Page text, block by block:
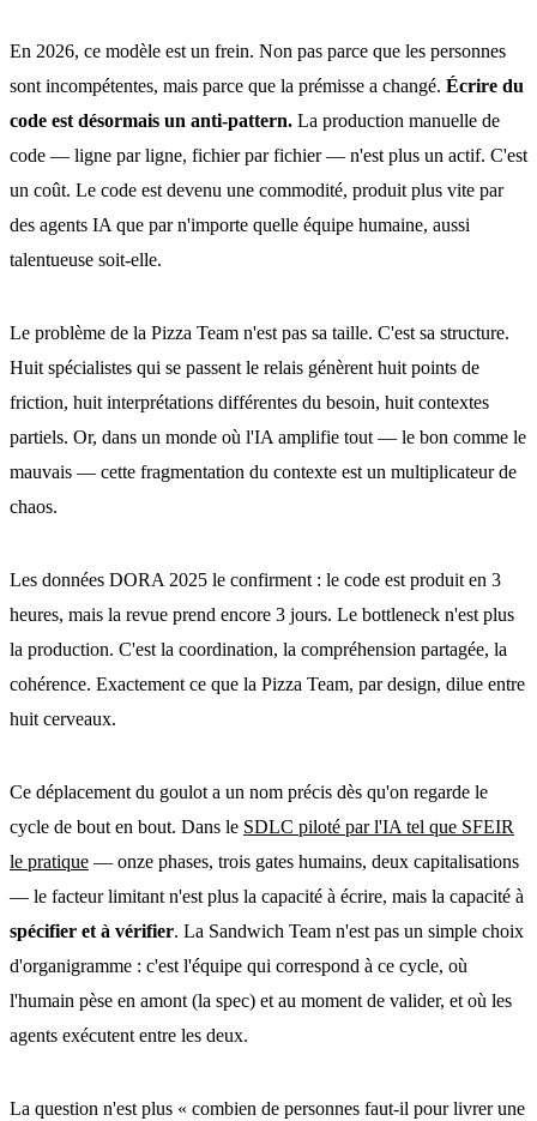
En 2026, ce modèle est un frein. Non pas parce que les personnes
sont incompétentes, mais parce que la prémisse a changé. Écrire du
code est désormais un anti-pattern. La production manuelle de
code — ligne par ligne, fichier par fichier — n'est plus un actif. C'est
un coût. Le code est devenu une commodité, produit plus vite par
des agents IA que par n'importe quelle équipe humaine, aussi
talentueuse soit-elle.
Le problème de la Pizza Team n'est pas sa taille. C'est sa structure.
Huit spécialistes qui se passent le relais génèrent huit points de
friction, huit interprétations différentes du besoin, huit contextes
partiels. Or, dans un monde où l'IA amplifie tout — le bon comme le
mauvais — cette fragmentation du contexte est un multiplicateur de
chaos.
Les données DORA 2025 le confirment : le code est produit en 3
heures, mais la revue prend encore 3 jours. Le bottleneck n'est plus
la production. C'est la coordination, la compréhension partagée, la
cohérence. Exactement ce que la Pizza Team, par design, dilue entre
huit cerveaux.
Ce déplacement du goulot a un nom précis dès qu'on regarde le
cycle de bout en bout. Dans le SDLC piloté par l'IA tel que SFEIR
le pratique — onze phases, trois gates humains, deux capitalisations
— le facteur limitant n'est plus la capacité à écrire, mais la capacité à
spécifier et à vérifier. La Sandwich Team n'est pas un simple choix
d'organigramme : c'est l'équipe qui correspond à ce cycle, où
l'humain pèse en amont (la spec) et au moment de valider, et où les
agents exécutent entre les deux.
La question n'est plus « combien de personnes faut-il pour livrer une